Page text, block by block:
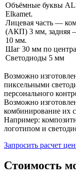
Объёмные буквы
Elkamet.
Лицевая часть —
(АКП) 3 мм,
10 мм.
Шаг 30 мм по
Светодиоды 5 мм
Возможно
пиксельными
персонального
Возможно
комбинирование их
Например:
логотипом и
Запросить расчет
Стоимость